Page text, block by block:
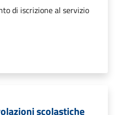
di iscrizione al servizio
scolastiche